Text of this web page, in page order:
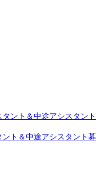
ント＆中途アシスタント募